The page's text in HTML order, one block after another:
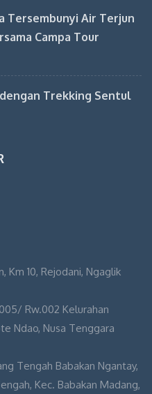
Tersembunyi Air Terjun
Campa Tour
Trekking Sentul
Km 10, Rejodani, Ngaglik
Rw.002 Kelurahan
Ndao, Nusa Tenggara
Tengah Babakan Ngantay,
Kec. Babakan Madang,